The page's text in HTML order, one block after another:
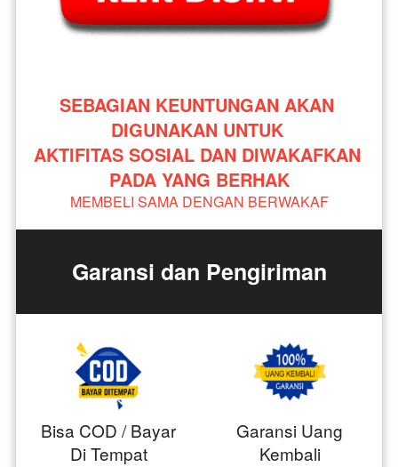
SEBAGIAN KEUNTUNGAN AKAN
DIGUNAKAN UNTUK
AKTIFITAS SOSIAL DAN DIWAKAFKAN
PADA YANG BERHAK
MEMBELI SAMA DENGAN BERWAKAF
Garansi dan Pengiriman
Bisa COD / Bayar
Di Tempat
Garansi Uang
Kembali